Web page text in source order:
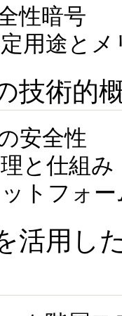
性暗号
用途と
技術的
安全性
と仕組み
トフォー
活用し